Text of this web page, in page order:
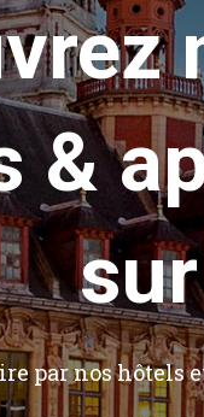
&
par nos